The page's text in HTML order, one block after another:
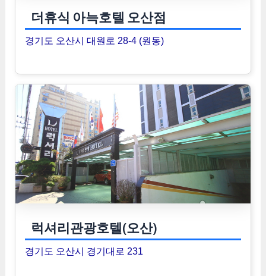
더휴식 아늑호텔 오산점
경기도 오산시 대원로 28-4 (원동)
럭셔리관광호텔(오산)
경기도 오산시 경기대로 231